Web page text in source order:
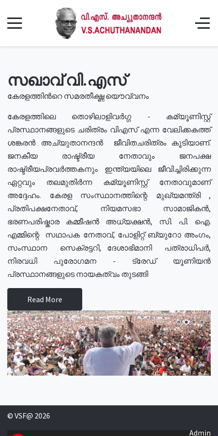
സഖാവ് വി.എസ്
കേരളത്തിൻറെ സമരതീക്ഷ്ണ യൌവ്വനം
കേരളത്തിലെ തൊഴിലാളിവർഗ്ഗ - കമ്യൂണിസ്റ്റ്
പ്രസ്ഥാനങ്ങളുടെ ചരിത്രം വിഎസ് എന്ന വേലിക്കകത്ത്
ശങ്കരൻ അച്യുതാനന്ദൻ ജീവിതചരിത്രം കൂടിയാണ്.
ജനകീയ രാഷ്ട്രീയ നേതാവും ജനപക്ഷ
രാഷ്ട്രീയപ്രവർത്തകനും ഇന്ത്യയിലെ ജീവിച്ചിരിക്കുന്ന
ഏറ്റവും തലമുതിർന്ന കമ്യൂണിസ്റ്റ് നേതാവുമാണ്
അദ്ദേഹം. കേരള സംസ്ഥാനത്തിന്റെ മുഖ്യമന്ത്രി ,
പ്രതിപക്ഷനേതാവ്, നിയമസഭാ സാമാജികൻ,
ഭരണപരിഷ്കാര കമ്മീഷൻ അധ്യക്ഷൻ, സി. പി. ഐ.
എമ്മിന്റെ സഥാപക നേതാവ്, പോളിറ്റ് ബ്യുറോ അംഗം,
സംസ്ഥാന സെക്രട്ടറി, ദേശാഭിമാനി പത്രാധിപർ,
നിരവധി പുരോഗമന - ട്രേഡ് യൂണിയൻ
പ്രസ്ഥാനങ്ങളുടെ നായകത്വം തുടങ്ങി
Read More
© VSF@ 2026
Admin